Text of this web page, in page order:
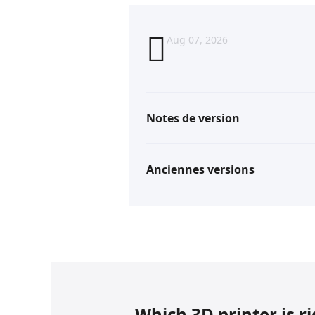
Aug 07, 2026
Notes de version
Anciennes versions